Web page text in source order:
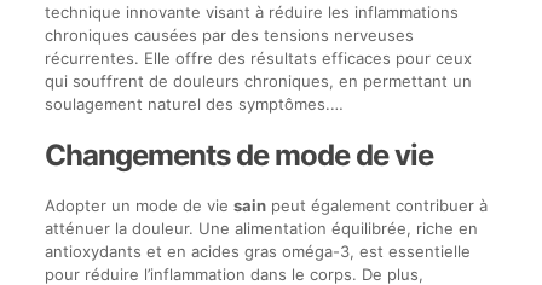
technique innovante visant à réduire les inflammations
chroniques causées par des tensions nerveuses
récurrentes. Elle offre des résultats efficaces pour ceux
qui souffrent de douleurs chroniques, en permettant un
soulagement naturel des symptômes.…
Changements de mode de vie
Adopter un mode de vie sainpeut également contribuer à
atténuer la douleur. Une alimentation équilibrée, riche en
antioxydants et en acides gras oméga-3, est essentielle
pour réduire l’inflammation dans le corps. De plus,